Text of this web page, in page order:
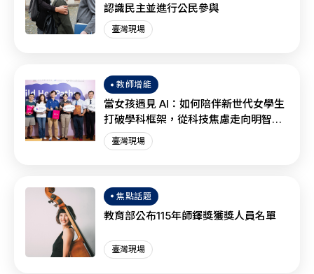
認識民主並進行公民參與
臺灣現場
教師增能
當女孩遇見 AI：如何陪伴新世代女學生
打破學科框架，從科技焦慮走向明智協
作？
臺灣現場
焦點話題
教育部公布115年師鐸獎獲獎人員名單
臺灣現場